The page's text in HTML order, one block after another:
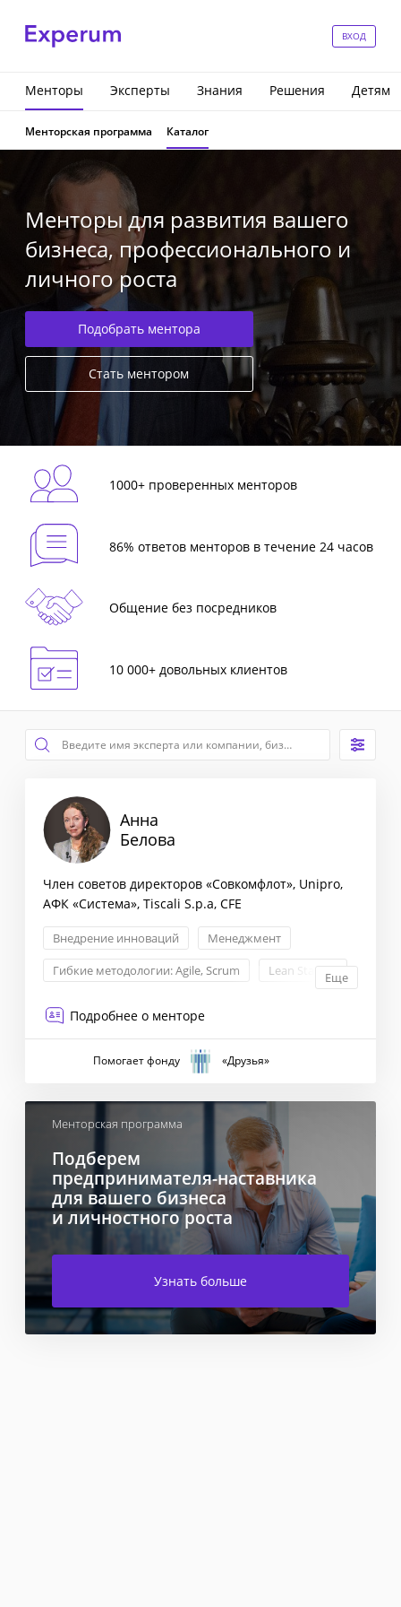
ВХОД
Менторы Эксперты Знания Решения Детям
Менторская программа Каталог
Менторы для развития вашего
бизнеса, профессионального и
личного роста
Подобрать ментора
Стать ментором
1000+ проверенных менторов
86% ответов менторов в течение 24 часов
Общение без посредников
10 000+ довольных клиентов
Анна
Белова
Член советов директоров «Совкомфлот», Unipro,
АФК «Система», Tiscali S.p.a, CFE
Внедрение инноваций
Менеджмент
Гибкие методологии: Agile, Scrum
Lean StartupЕще
Подробнее о менторе
Помогает фонду «Друзья»
Менторская программа
Подберем
предпринимателя-наставника
для вашего бизнеса
и личностного роста
Узнать больше